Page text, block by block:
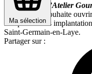
Ma sélection
Aujourd’hui L’Atelier
expansion et souhaite
Les prochaines
Saint-Germain-en-Laye.
Partager sur :